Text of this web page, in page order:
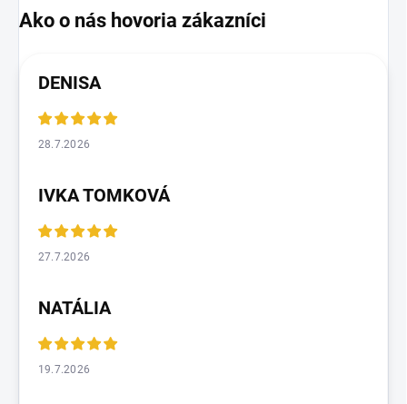
DENISA
28.7.2026
IVKA TOMKOVÁ
27.7.2026
NATÁLIA
19.7.2026